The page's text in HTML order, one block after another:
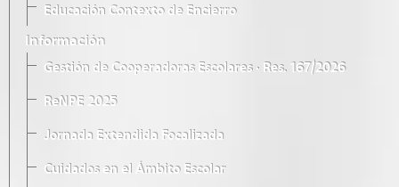
Educación Contexto de Encierro
Información
Gestión de Cooperadoras Escolares · Res. 167/2026
ReNPE 2025
Jornada Extendida Focalizada
Cuidados en el Ámbito Escolar